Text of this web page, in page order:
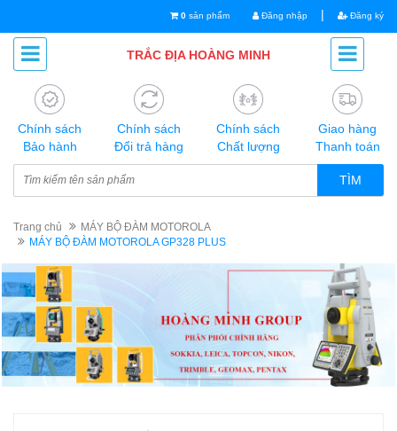
0 sản phẩm Đăng nhập | Đăng ký
TRẮC ĐỊA HOÀNG MINH
Chính sách
Bảo hành
Chính sách
Đổi trả hàng
Chính sách
Chất lượng
Giao hàng
Thanh toán
TÌM
Trang chủ
MÁY BỘ ĐÀM MOTOROLA
MÁY BỘ ĐÀM MOTOROLA GP328 PLUS